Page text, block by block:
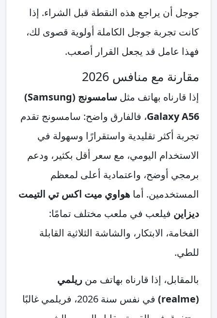
جوجل أن يراجع هذه النقطة قبل الشراء. إذا
كانت تجربة جوجل الكاملة أولوية قصوى لك،
فهذا عامل قد يجعل القرار أصعب.
مقارنة مع منافس 2026
إذا قارناه بهاتف مثل
سامسونج (Samsung)
Galaxy A56، فالفارق واضح: سامسونج تقدم
تجربة أكثر تقليدية واستقرارًا وسهولة في
الاستخدام اليومي، مع سعر أقل بكثير، ودعم
برمجي أوضح، واعتمادية أعلى لمعظم
المستخدمين. أما هواوي ميت اكس تي التيمت
ديزاين فيلعب في ملعب مختلف تمامًا:
الفخامة، الابتكار، والشاشة الثلاثية القابلة
للطي.
بالمقابل، إذا قارناه بهاتف من ريلمي
(realme)
في نفس سنة 2026، فريلمي غالبًا